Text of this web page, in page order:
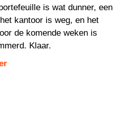
is wat dunner, een
kantoor is weg, en het
de komende weken is
Klaar.